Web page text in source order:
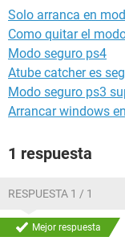
Solo arranca en
Como quitar el
Modo seguro ps4
Atube catcher es
Modo seguro ps3
Arrancar windows
1 respuesta
RESPUESTA 1 / 1
Mejor respuesta